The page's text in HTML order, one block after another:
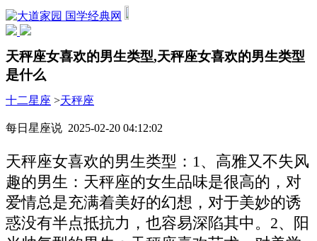
国学经典网
天秤座女喜欢的男生类型,天秤座女喜欢的男生类型
是什么
十二星座 >天秤座
每日星座说 2025-02-20 04:12:02
天秤座女喜欢的男生类型：1、高雅又不失风
趣的男生：天秤座的女生品味是很高的，对
爱情总是充满着美好的幻想，对于美妙的诱
惑没有半点抵抗力，也容易深陷其中。2、阳